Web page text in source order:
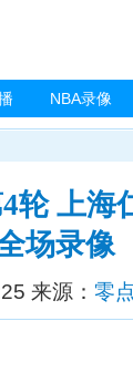
NBA录像
轮 上海
场录像
来源： 零